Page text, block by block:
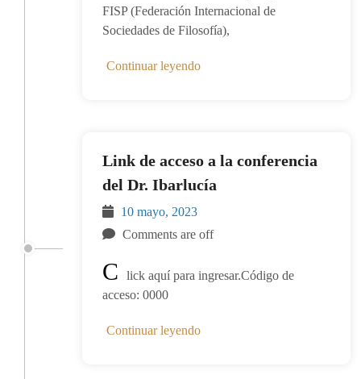
FISP (Federación Internacional de
Sociedades de Filosofía),
Continuar leyendo
Link de acceso a la conferencia
del Dr. Ibarlucía
10 mayo, 2023
Comments are off
C
lick aquí para ingresar.Código de
acceso: 0000
Continuar leyendo